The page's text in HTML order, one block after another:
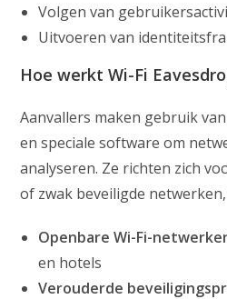
Volgen van
Uitvoeren van
Hoe werkt Wi-Fi
Aanvallers maken gebruik
en speciale software om
analyseren. Ze richten zich
of zwak beveiligde
Openbare Wi-Fi-
en hotels
Verouderde